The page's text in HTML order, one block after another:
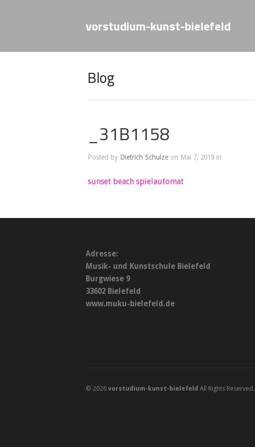
vorstudium-kunst-bielefeld
Blog
_31B1158
Posted by Dietrich Schulze on Mai 7, 2019 in
sunset beach spielautomat
Adresse:
Musik- und Kunstschule Bielefeld
Burgwiese 9
33602 Bielefeld
www.muku-bielefeld.de
© 2026 vorstudium-kunst-bielefeld All Rights Reserved.